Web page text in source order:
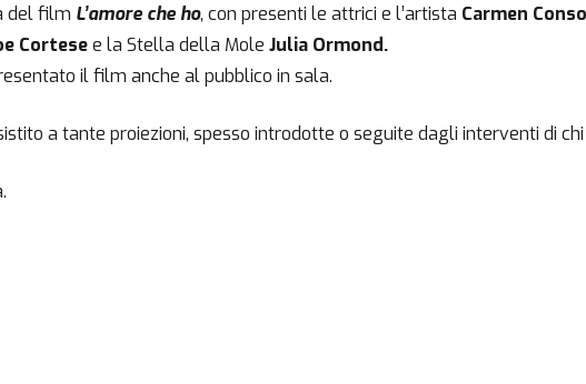
del film L’amore che ho, con presenti le attrici e l’artista Carmen
Cortesee la Stella della Mole Julia Ormond.
il film anche al pubblico in sala.
a tante proiezioni, spesso introdotte o seguite dagli interventi di